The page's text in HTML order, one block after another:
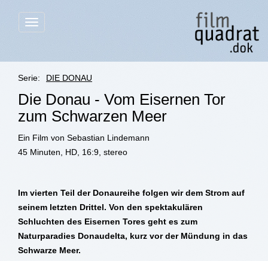
Menü
Serie: DIE DONAU
Die Donau - Vom Eisernen Tor
zum Schwarzen Meer
Ein Film von Sebastian Lindemann
45 Minuten, HD, 16:9, stereo
Im vierten Teil der Donaureihe folgen wir dem Strom auf
seinem letzten Drittel. Von den spektakulären
Schluchten des Eisernen Tores geht es zum
Naturparadies Donaudelta, kurz vor der Mündung in das
Schwarze Meer.